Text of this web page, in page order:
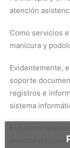
atención
Como servicios
manicura y
Evidentemente,
soporte
registros e
sistema
permite